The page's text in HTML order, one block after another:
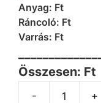
Anyag: Ft
Ráncoló: Ft
Varrás: Ft
Összesen: Ft
- +